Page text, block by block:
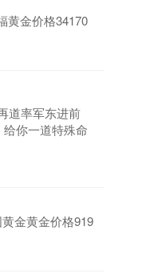
黄金价格34170
道率军东进前
你一道特殊命
金黄金价格919